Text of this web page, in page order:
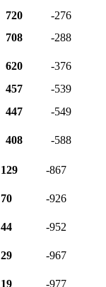
720
-276
708 -288
620
-376
457
-539
447 -549
408 -588
129 -867
70 -926
44 -952
29 -967
19 -977